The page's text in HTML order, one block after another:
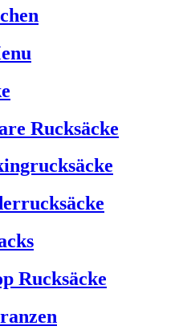
Rucksäcke
Rucksäcke